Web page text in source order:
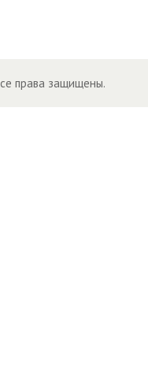
права защищены.